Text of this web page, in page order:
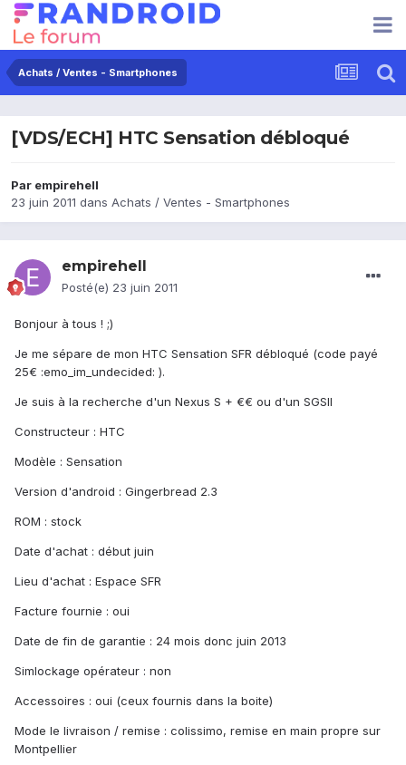
Achats / Ventes - Smartphones
[VDS/ECH] HTC Sensation débloqué
Par empirehell
23 juin 2011 dans Achats / Ventes - Smartphones
empirehell
Posté(e) 23 juin 2011
Bonjour à tous ! ;)
Je me sépare de mon HTC Sensation SFR débloqué (code payé
25€ :emo_im_undecided: ).
Je suis à la recherche d'un Nexus S + €€ ou d'un SGSII
Constructeur : HTC
Modèle : Sensation
Version d'android : Gingerbread 2.3
ROM : stock
Date d'achat : début juin
Lieu d'achat : Espace SFR
Facture fournie : oui
Date de fin de garantie : 24 mois donc juin 2013
Simlockage opérateur : non
Accessoires : oui (ceux fournis dans la boite)
Mode le livraison / remise : colissimo, remise en main propre sur
Montpellier